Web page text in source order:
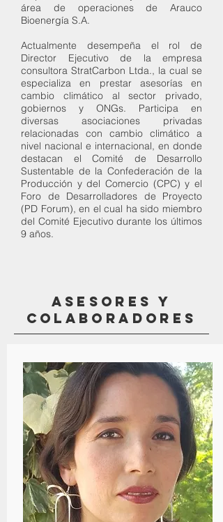
área de operaciones de Arauco
Bioenergía S.A.
Actualmente desempeña el rol de
Director Ejecutivo de la empresa
consultora StratCarbon Ltda., la cual se
especializa en prestar asesorías en
cambio climático al sector privado,
gobiernos y ONGs. Participa en
diversas asociaciones privadas
relacionadas con cambio climático a
nivel nacional e internacional, en donde
destacan el Comité de Desarrollo
Sustentable de la Confederación de la
Producción y del Comercio (CPC) y el
Foro de Desarrolladores de Proyecto
(PD Forum), en el cual ha sido miembro
del Comité Ejecutivo durante los últimos
9 años.
ASESORES Y
COLABORADORES